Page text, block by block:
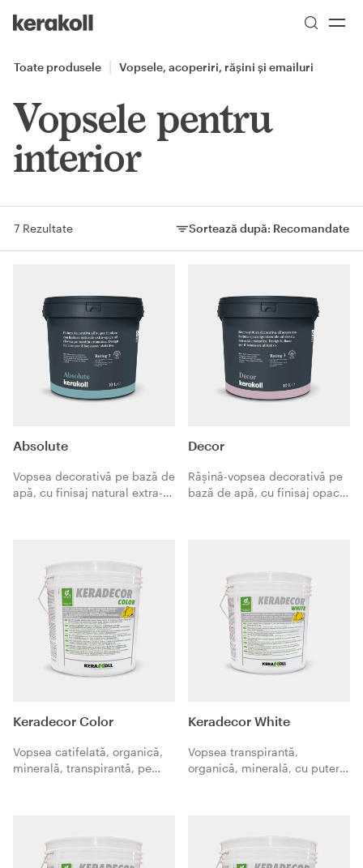
Go to Homepage
Toate produsele Vopsele, acoperiri, rășini și emailuri
Vopsele pentru
interior
7 Rezultate Sortează după: Recomandate
Sortează după:
Absolute
Vopsea decorativă pe bază de
apă, cu finisaj natural extra-
sistemelor de dezumidificare.
Decor
Răşină-vopsea decorativă pe
bază de apă, cu finisaj opac
superioară (bucătării, băi,
dormitoare pentru copii) și
pentru zone de uz intensiv
(coridoare și scări).
Keradecor Color
Vopsea catifelată, organică,
minerală, transpirantă, pe
Keradecor White
Vopsea transpirantă,
organică, minerală, cu putere